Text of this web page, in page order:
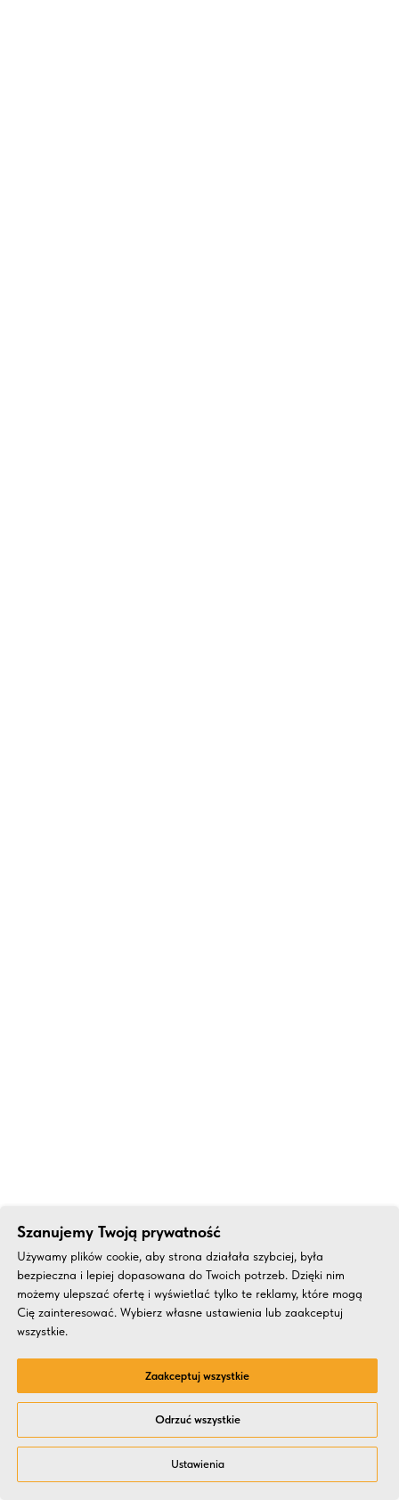
Szanujemy Twoją prywatność
Używamy plików cookie, aby strona działała szybciej, była
bezpieczna i lepiej dopasowana do Twoich potrzeb. Dzięki nim
możemy ulepszać ofertę i wyświetlać tylko te reklamy, które mogą
Cię zainteresować. Wybierz własne ustawienia lub zaakceptuj
wszystkie.
Zaakceptuj wszystkie
Odrzuć wszystkie
Ustawienia